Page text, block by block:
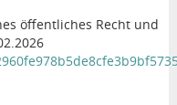
öffentliches Recht und